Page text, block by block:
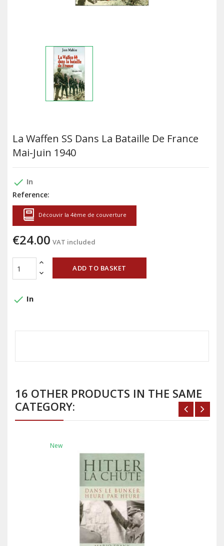
La Waffen SS Dans La Bataille De France
Mai-Juin 1940
done In
Reference:
Découvir la 4ème de couverture
€24.00 VAT included
ADD TO BASKET
done In
16 OTHER PRODUCTS IN THE SAME
CATEGORY:
New